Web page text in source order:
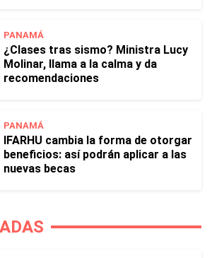
PANAMÁ
¿Clases tras sismo? Ministra Lucy
Molinar, llama a la calma y da
recomendaciones
PANAMÁ
IFARHU cambia la forma de otorgar
beneficios: así podrán aplicar a las
nuevas becas